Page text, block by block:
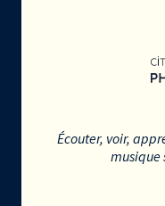
Écouter, voir,
musique